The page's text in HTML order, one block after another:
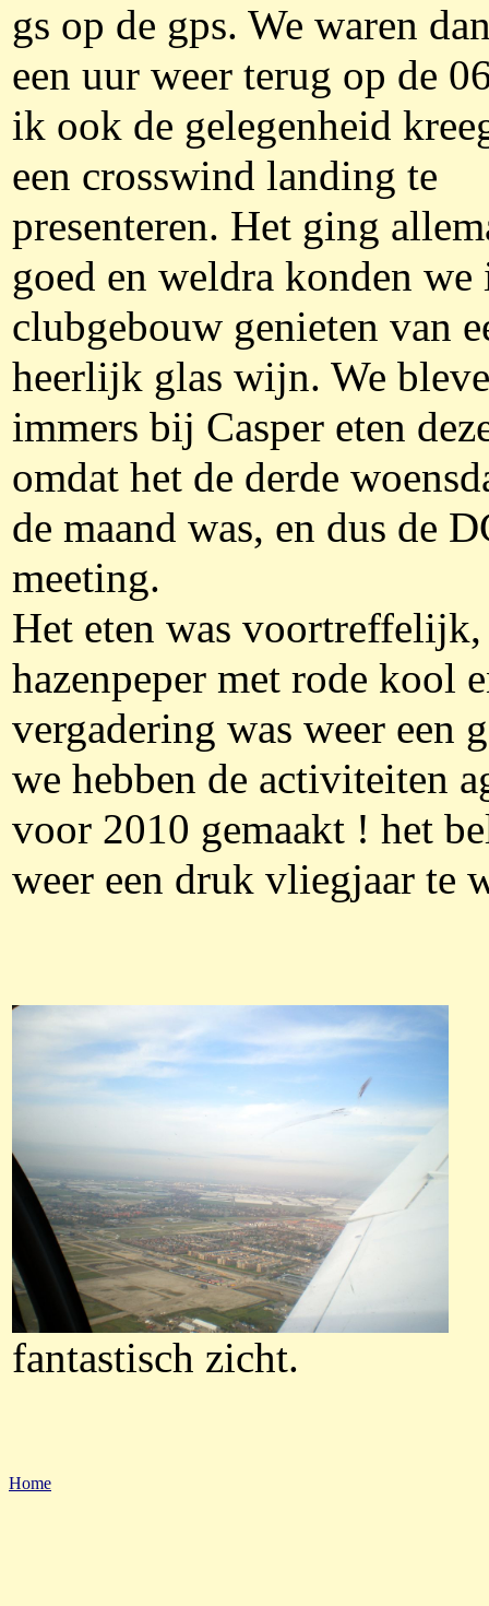
gs op de gps. We waren
een uur weer terug op de
ik ook de gelegenheid
een crosswind landing te
presenteren. Het ging
goed en weldra konden we
clubgebouw genieten van
heerlijk glas wijn. We
immers bij Casper eten
omdat het de derde
de maand was, en dus de
meeting.
Het eten was voortreffelijk,
hazenpeper met rode kool
vergadering was weer een
we hebben de activiteiten
voor 2010 gemaakt ! het
weer een druk vliegjaar te
fantastisch zicht.
Home